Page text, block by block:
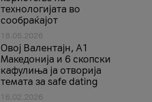
технологијата во
сообраќајот
18.05.2026
Овој Валентајн, A1
Македонија и 6 скопски
кафулиња ја отворија
темата за safe dating
16.02.2026